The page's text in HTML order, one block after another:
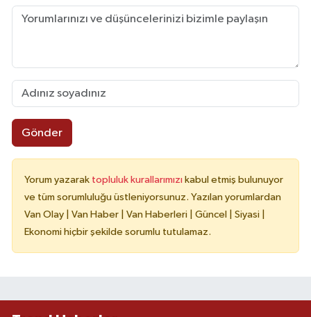
Gönder
Yorum yazarak topluluk kurallarımızı kabul etmiş bulunuyor
ve tüm sorumluluğu üstleniyorsunuz. Yazılan yorumlardan
Van Olay | Van Haber | Van Haberleri | Güncel | Siyasi |
Ekonomi hiçbir şekilde sorumlu tutulamaz.